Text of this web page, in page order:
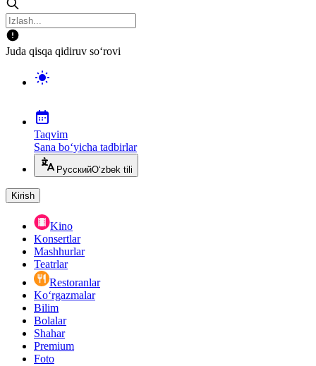
Juda qisqa qidiruv so‘rovi
Taqvim
Sana bo‘yicha tadbirlar
РусскийO‘zbek tili
Kirish
Kino
Konsertlar
Mashhurlar
Teatrlar
Restoranlar
Ko‘rgazmalar
Bilim
Bolalar
Shahar
Premium
Foto